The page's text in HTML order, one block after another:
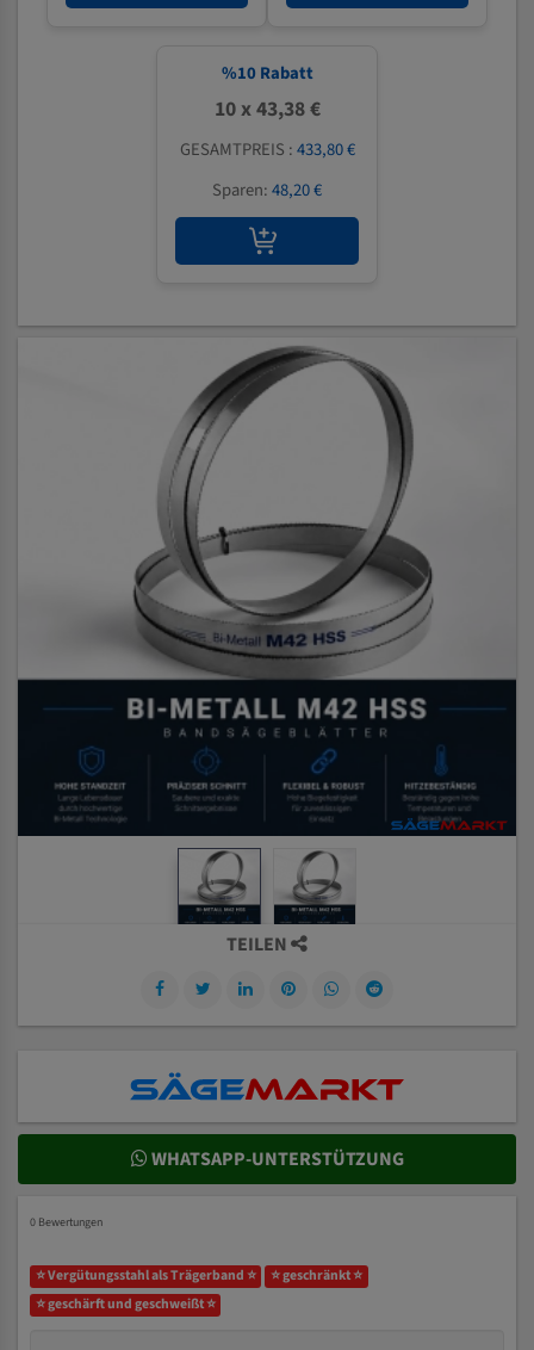
%10 Rabatt
10 x 43,38 €
GESAMTPREIS :433,80 €
Sparen:48,20 €
TEILEN
WHATSAPP-UNTERSTÜTZUNG
0 Bewertungen
⭐ Vergütungsstahl als Trägerband ⭐
⭐ geschränkt ⭐
⭐ geschärft und geschweißt ⭐